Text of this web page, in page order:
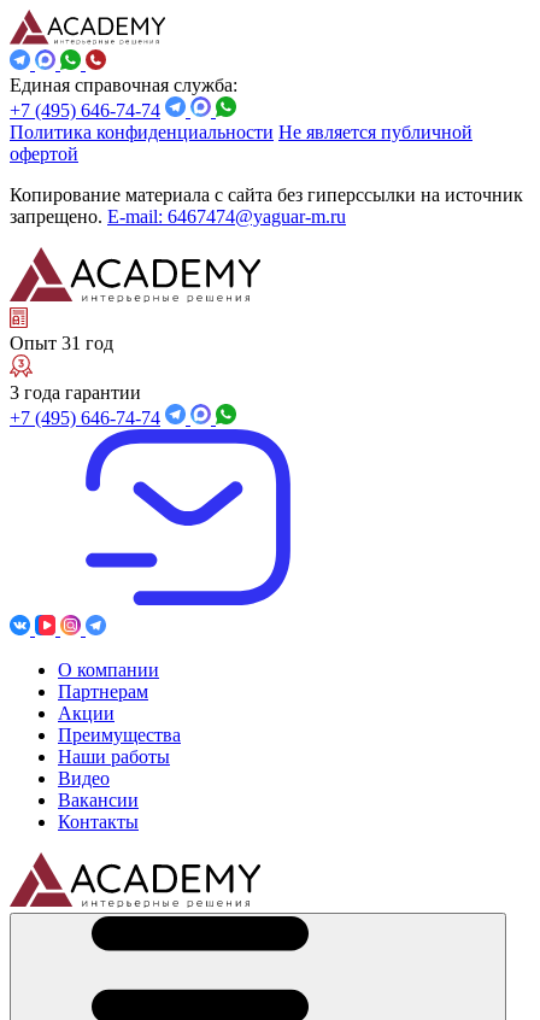
Единая справочная служба:
+7 (495) 646-74-74
Политика конфиденциальности Не является публичной
офертой
Копирование материала с сайта без гиперссылки на источник
запрещено. E-mail: 6467474@yaguar-m.ru
Опыт 31 год
3 года гарантии
+7 (495) 646-74-74
О компании
Партнерам
Акции
Преимущества
Наши работы
Видео
Вакансии
Контакты